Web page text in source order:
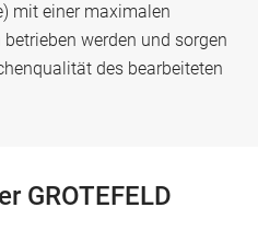
mit einer maximalen
werden und sorgen
des bearbeiteten
GROTEFELD